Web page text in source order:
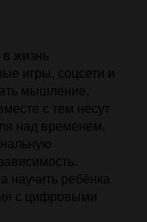
жизнь
игры, соцсети и
мышление,
с тем несут
над временем,
научить ребёнка
с цифровыми